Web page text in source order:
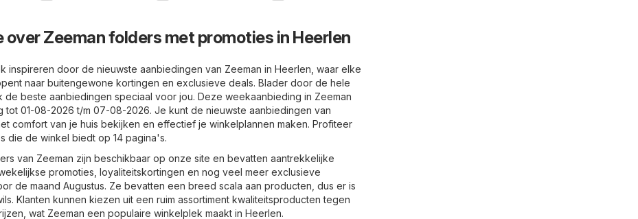
over Zeeman folders met promoties in Heerlen
inspireren door de nieuwste aanbiedingen van Zeeman in Heerlen, waar elke
naar buitengewone kortingen en exclusieve deals. Blader door de hele
beste aanbiedingen speciaal voor jou. Deze weekaanbieding in Zeeman
tot 01-08-2026 t/m 07-08-2026. Je kunt de nieuwste aanbiedingen van
comfort van je huis bekijken en effectief je winkelplannen maken. Profiteer
die de winkel biedt op 14 pagina's.
van Zeeman zijn beschikbaar op onze site en bevatten aantrekkelijke
promoties, loyaliteitskortingen en nog veel meer exclusieve
de maand Augustus. Ze bevatten een breed scala aan producten, dus er is
Klanten kunnen kiezen uit een ruim assortiment kwaliteitsproducten tegen
wat Zeeman een populaire winkelplek maakt in Heerlen.